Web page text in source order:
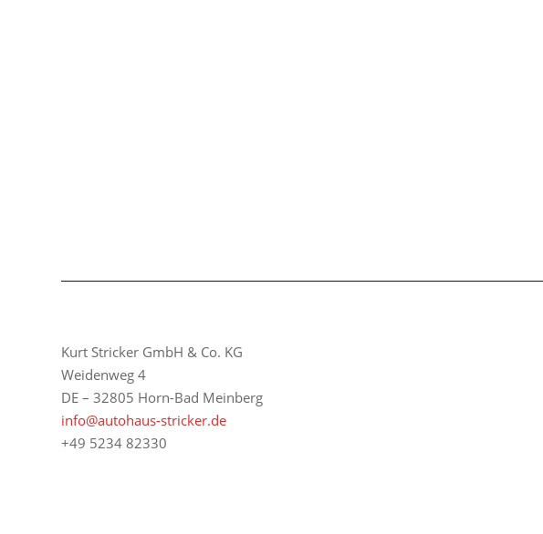
Kurt Stricker GmbH & Co. KG
Weidenweg 4
DE – 32805 Horn-Bad Meinberg
info@autohaus-stricker.de
+49 5234 82330